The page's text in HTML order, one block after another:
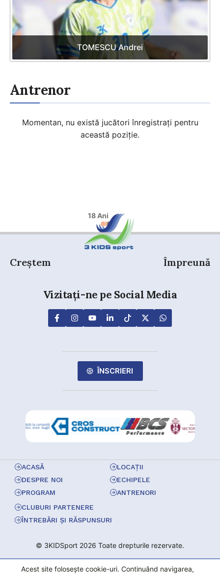
TOMESCU Andrei
Antrenor
Momentan, nu există jucători înregistrați pentru
această poziție.
18 Ani
Creștem Împreună
Vizitați-ne pe Social Media
ÎNSCRIERI
© 3KIDSport 2026 Toate drepturile rezervate.
ACASĂ
DESPRE NOI
PROGRAM
LOCAȚII
ECHIPELE
ANTRENORI
CLUBURI PARTENERE
ÎNTREBĂRI ȘI RĂSPUNSURI
Acest site folosește cookie-uri. Continuând navigarea,